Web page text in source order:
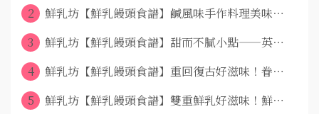
2
鮮乳坊【鮮乳饅頭食譜】鹹風味手作料理美味⋯
3
鮮乳坊【鮮乳饅頭食譜】甜而不膩小點——英⋯
4
鮮乳坊【鮮乳饅頭食譜】重回復古好滋味！眷⋯
5
鮮乳坊【鮮乳饅頭食譜】雙重鮮乳好滋味！鮮⋯